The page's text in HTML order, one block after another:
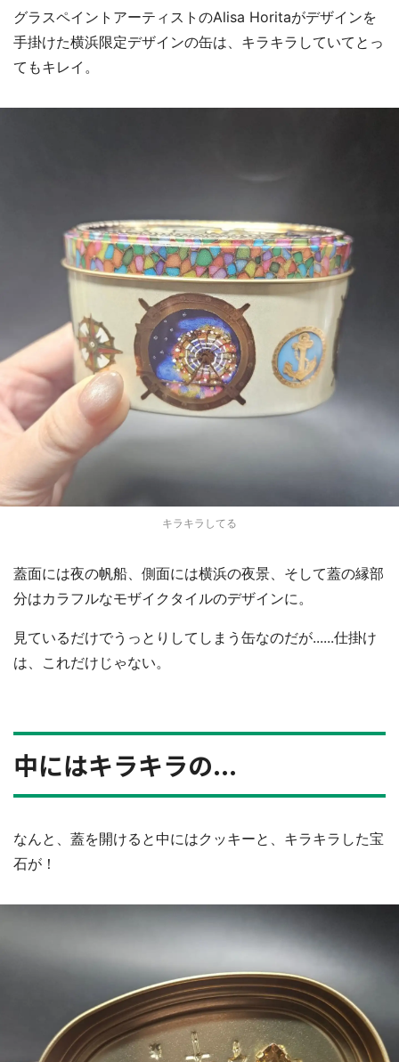
グラスペイントアーティストのAlisa Horitaがデザインを
手掛けた横浜限定デザインの缶は、キラキラしていてとっ
てもキレイ。
キラキラしてる
蓋面には夜の帆船、側面には横浜の夜景、そして蓋の縁部
分はカラフルなモザイクタイルのデザインに。
見ているだけでうっとりしてしまう缶なのだが......仕掛け
は、これだけじゃない。
中にはキラキラの...
なんと、蓋を開けると中にはクッキーと、キラキラした宝
石が！